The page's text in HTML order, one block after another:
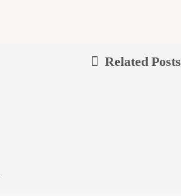
Related Posts